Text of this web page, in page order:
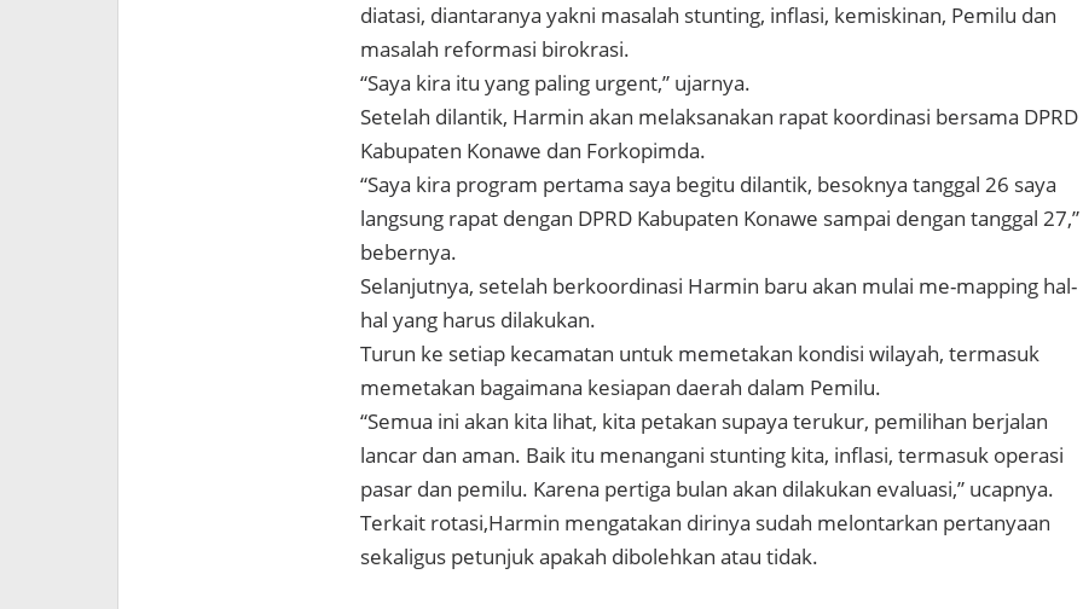
diatasi, diantaranya yakni masalah stunting, inflasi, kemiskinan, Pemilu dan
masalah reformasi birokrasi.
“Saya kira itu yang paling urgent,” ujarnya.
Setelah dilantik, Harmin akan melaksanakan rapat koordinasi bersama DPRD
Kabupaten Konawe dan Forkopimda.
“Saya kira program pertama saya begitu dilantik, besoknya tanggal 26 saya
langsung rapat dengan DPRD Kabupaten Konawe sampai dengan tanggal 27,”
bebernya.
Selanjutnya, setelah berkoordinasi Harmin baru akan mulai me-mapping hal-
hal yang harus dilakukan.
Turun ke setiap kecamatan untuk memetakan kondisi wilayah, termasuk
memetakan bagaimana kesiapan daerah dalam Pemilu.
“Semua ini akan kita lihat, kita petakan supaya terukur, pemilihan berjalan
lancar dan aman. Baik itu menangani stunting kita, inflasi, termasuk operasi
pasar dan pemilu. Karena pertiga bulan akan dilakukan evaluasi,” ucapnya.
Terkait rotasi,Harmin mengatakan dirinya sudah melontarkan pertanyaan
sekaligus petunjuk apakah dibolehkan atau tidak.